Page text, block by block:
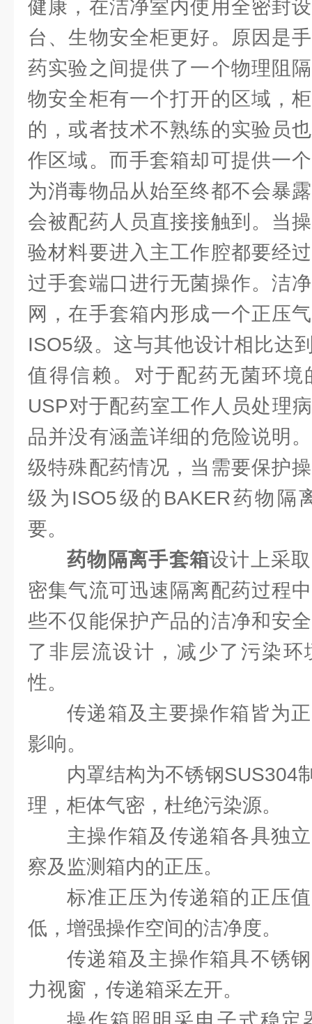
健康，在洁净室内使用全密封
台、生物安全柜更好。原因是
药实验之间提供了一个物理阻
物安全柜有一个打开的区域，
的，或者技术不熟练的实验员
作区域。而手套箱却可提供一
为消毒物品从始至终都不会暴
会被配药人员直接接触到。当
验材料要进入主工作腔都要经
过手套端口进行无菌操作。洁
网，在手套箱内形成一个正压
ISO5级。这与其他设计相比达
值得信赖。对于配药无菌环境
USP对于配药室工作人员处理
品并没有涵盖详细的危险说明
级特殊配药情况，当需要保护
级为ISO5级的BAKER药物隔
要。
药物隔离手套箱设计上采
密集气流可迅速隔离配药过程
些不仅能保护产品的洁净和安
了非层流设计，减少了污染
性。
传递箱及主要操作箱皆为
影响。
内罩结构为不锈钢SUS304
理，柜体气密，杜绝污染源。
主操作箱及传递箱各具独
察及监测箱内的正压。
标准正压为传递箱的正压
低，增强操作空间的洁净度。
传递箱及主操作箱具不锈
力视窗，传递箱采左开。